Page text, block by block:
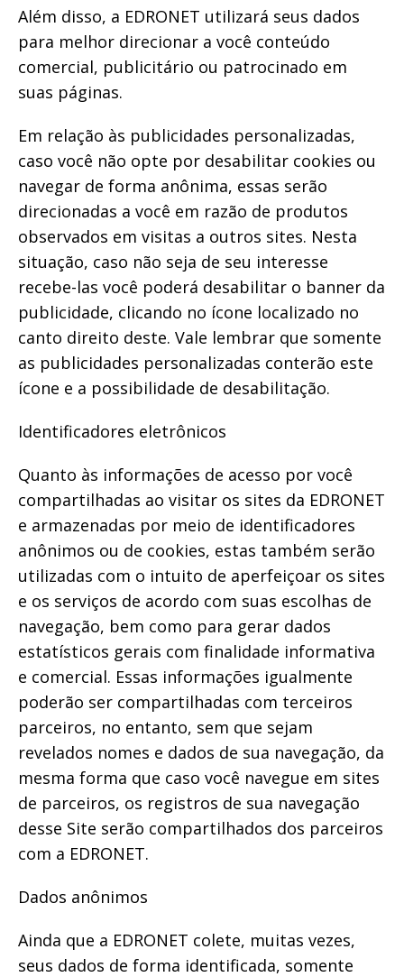
Além disso, a EDRONET utilizará seus dados
para melhor direcionar a você conteúdo
comercial, publicitário ou patrocinado em
suas páginas.
Em relação às publicidades personalizadas,
caso você não opte por desabilitar cookies ou
navegar de forma anônima, essas serão
direcionadas a você em razão de produtos
observados em visitas a outros sites. Nesta
situação, caso não seja de seu interesse
recebe-las você poderá desabilitar o banner da
publicidade, clicando no ícone localizado no
canto direito deste. Vale lembrar que somente
as publicidades personalizadas conterão este
ícone e a possibilidade de desabilitação.
Identificadores eletrônicos
Quanto às informações de acesso por você
compartilhadas ao visitar os sites da EDRONET
e armazenadas por meio de identificadores
anônimos ou de cookies, estas também serão
utilizadas com o intuito de aperfeiçoar os sites
e os serviços de acordo com suas escolhas de
navegação, bem como para gerar dados
estatísticos gerais com finalidade informativa
e comercial. Essas informações igualmente
poderão ser compartilhadas com terceiros
parceiros, no entanto, sem que sejam
revelados nomes e dados de sua navegação, da
mesma forma que caso você navegue em sites
de parceiros, os registros de sua navegação
desse Site serão compartilhados dos parceiros
com a EDRONET.
Dados anônimos
Ainda que a EDRONET colete, muitas vezes,
seus dados de forma identificada, somente